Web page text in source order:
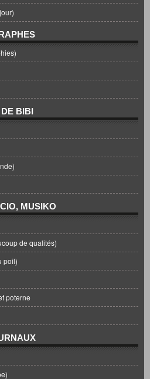
BIBI
MUSIKO
de qualités)
poil)
poterne